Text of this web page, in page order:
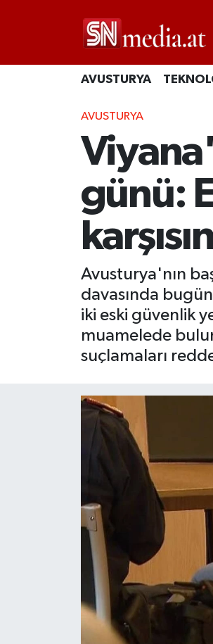
AVUSTURYA
AVUSTURYA
günü:
Avusturya'nın
davasında
iki eski güvenlik
muamelede
suçlamaları